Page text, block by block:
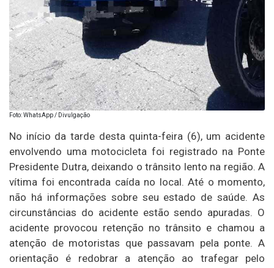
Foto: WhatsApp / Divulgação
No início da tarde desta quinta-feira (6), um acidente
envolvendo uma motocicleta foi registrado na Ponte
Presidente Dutra, deixando o trânsito lento na região. A
vítima foi encontrada caída no local. Até o momento,
não há informações sobre seu estado de saúde. As
circunstâncias do acidente estão sendo apuradas. O
acidente provocou retenção no trânsito e chamou a
atenção de motoristas que passavam pela ponte. A
orientação é redobrar a atenção ao trafegar pelo